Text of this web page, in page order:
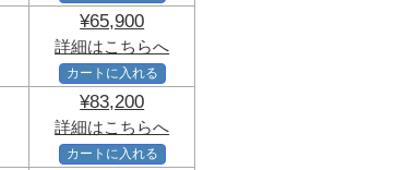
¥65,900
詳細はこちらへ
カートに入れる
¥83,200
詳細はこちらへ
カートに入れる